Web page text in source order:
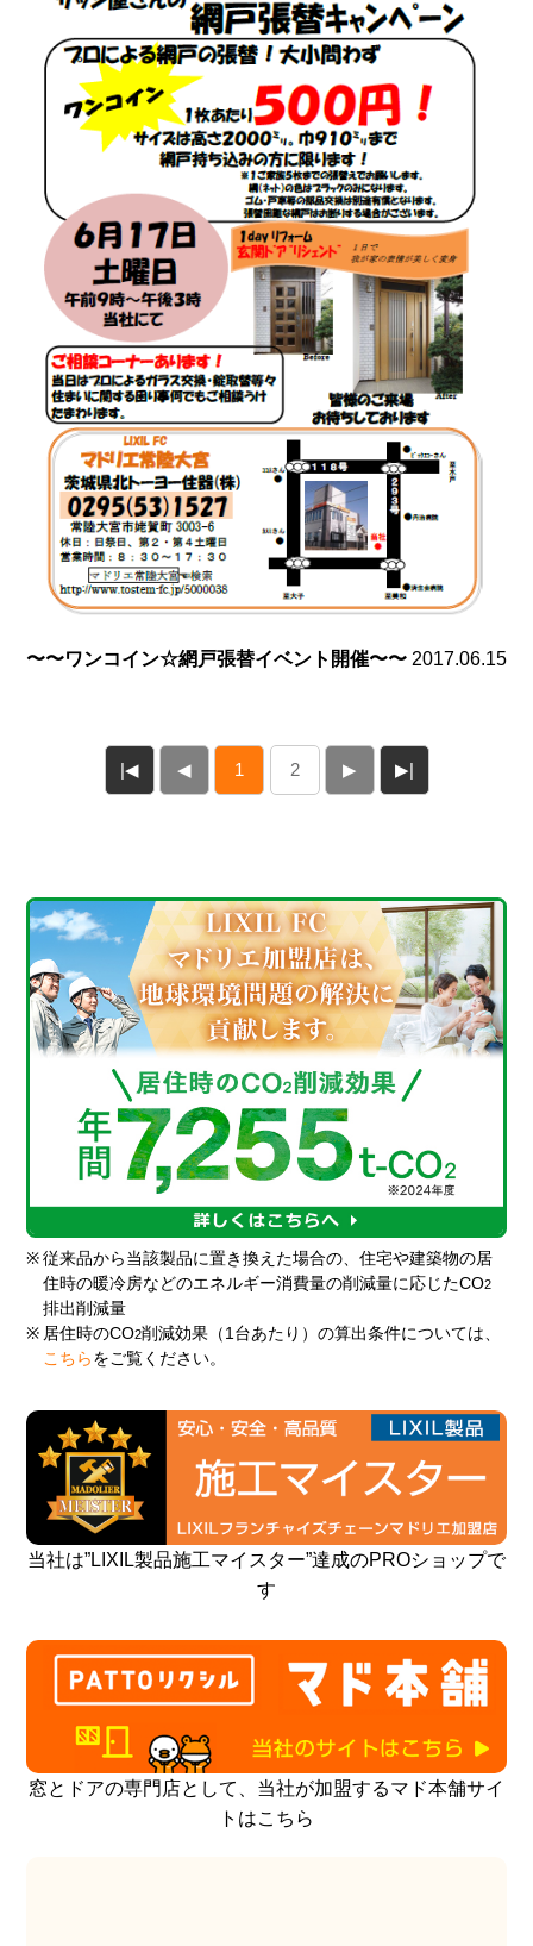
〜〜ワンコイン☆網戸張替イベント開催〜〜 2017.06.15
|◀ ◀ 1 2 ▶ ▶|
※ 従来品から当該製品に置き換えた場合の、住宅や建築物の居
住時の暖冷房などのエネルギー消費量の削減量に応じたCO2
排出削減量
※ 居住時のCO2削減効果（1台あたり）の算出条件については、
こちら をご覧ください。
当社は”LIXIL製品施工マイスター”達成のPROショップで
す
窓とドアの専門店として、当社が加盟するマド本舗サイ
トはこちら